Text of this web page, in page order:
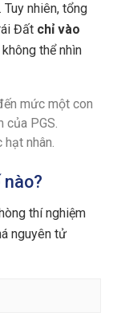
nhiên, tổng
Đất chỉ vào
thể nhìn
mức một con
của PGS.
hạt nhân.
thí nghiệm
nguyên tử